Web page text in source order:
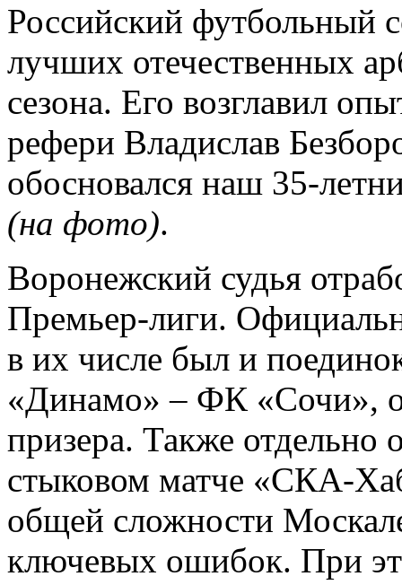
Российский футбольный
лучших отечественных
сезона. Его возглавил
рефери Владислав
обосновался наш 35-
(на фото).
Воронежский судья
Премьер-лиги.
в их числе был и
«Динамо» – ФК «Сочи»,
призера. Также отдельно
стыковом матче «СКА-
общей сложности
ключевых ошибок. При